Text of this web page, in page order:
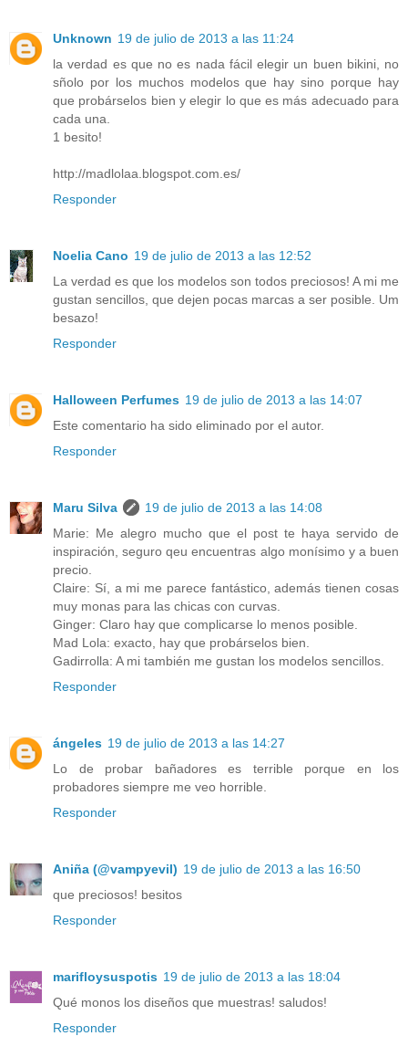
Unknown 19 de julio de 2013 a las 11:24
la verdad es que no es nada fácil elegir un buen bikini, no
sñolo por los muchos modelos que hay sino porque hay
que probárselos bien y elegir lo que es más adecuado para
cada una.
1 besito!
http://madlolaa.blogspot.com.es/
Responder
Noelia Cano 19 de julio de 2013 a las 12:52
La verdad es que los modelos son todos preciosos! A mi me
gustan sencillos, que dejen pocas marcas a ser posible. Um
besazo!
Responder
Halloween Perfumes 19 de julio de 2013 a las 14:07
Este comentario ha sido eliminado por el autor.
Responder
Maru Silva
19 de julio de 2013 a las 14:08
Marie: Me alegro mucho que el post te haya servido de
inspiración, seguro qeu encuentras algo monísimo y a buen
precio.
Claire: Sí, a mi me parece fantástico, además tienen cosas
muy monas para las chicas con curvas.
Ginger: Claro hay que complicarse lo menos posible.
Mad Lola: exacto, hay que probárselos bien.
Gadirrolla: A mi también me gustan los modelos sencillos.
Responder
ángeles 19 de julio de 2013 a las 14:27
Lo de probar bañadores es terrible porque en los
probadores siempre me veo horrible.
Responder
Aniña (@vampyevil) 19 de julio de 2013 a las 16:50
que preciosos! besitos
Responder
marifloysuspotis 19 de julio de 2013 a las 18:04
Qué monos los diseños que muestras! saludos!
Responder